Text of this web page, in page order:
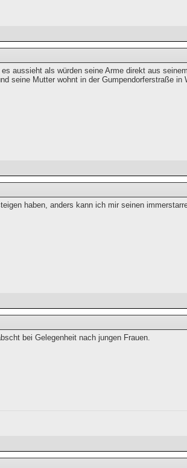
aussieht als würden seine Arme direkt aus
seine Mutter wohnt in der Gumpendorferstraße in
haben, anders kann ich mir seinen
bei Gelegenheit nach jungen Frauen.